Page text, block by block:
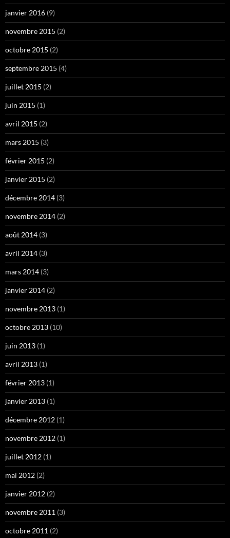
janvier 2016 (9)
novembre 2015 (2)
octobre 2015 (2)
septembre 2015 (4)
juillet 2015 (2)
juin 2015 (1)
avril 2015 (2)
mars 2015 (3)
février 2015 (2)
janvier 2015 (2)
décembre 2014 (3)
novembre 2014 (2)
août 2014 (3)
avril 2014 (3)
mars 2014 (3)
janvier 2014 (2)
novembre 2013 (1)
octobre 2013 (10)
juin 2013 (1)
avril 2013 (1)
février 2013 (1)
janvier 2013 (1)
décembre 2012 (1)
novembre 2012 (1)
juillet 2012 (1)
mai 2012 (2)
janvier 2012 (2)
novembre 2011 (3)
octobre 2011 (2)